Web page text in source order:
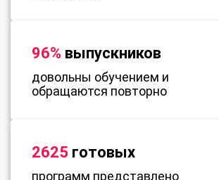
96% выпускников
довольны обучением и
обращаются повторно
2625 готовых
программ представлено